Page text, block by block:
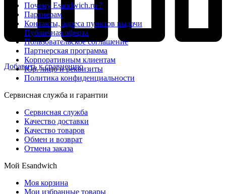
Добавить к сравнению
Почему Esandwich.ru ?
Партнерам
Контакты, адреса пунктов выдачи
Публичная оферта
Пользовательское соглашение
Партнерская программа
Корпоративным клиентам
Юр. лицо и реквизиты
Политика конфиденциальности
Сервисная служба и гарантии
Сервисная служба
Качество доставки
Качество товаров
Обмен и возврат
Отмена заказа
Мой Esandwich
Моя корзина
Мои избранные товары